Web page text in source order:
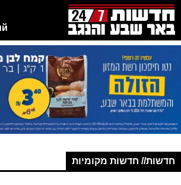
חדשות// חדשות מקומיות